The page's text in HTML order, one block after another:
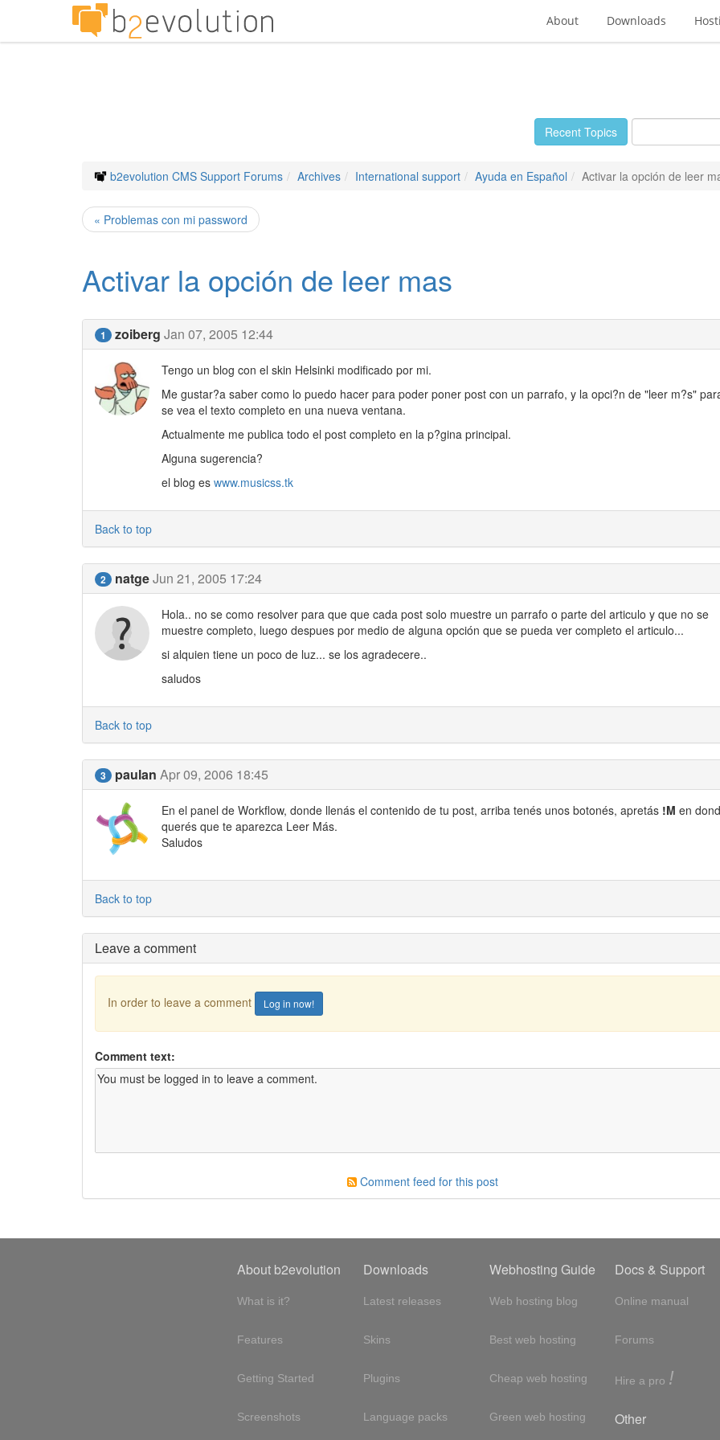
About Downloads
Recent Topics
b2evolution CMS Support Forums Archives International support Ayuda en Español Activar la opción de leer
« Problemas con mi password
Activar la opción de leer mas
1 zoiberg Jan 07, 2005 12:44
Tengo un blog con el skin Helsinki modificado por mi.
Me gustar?a saber como lo puedo hacer para poder poner post con un parrafo, y la opci?n de "leer m?s"
se vea el texto completo en una nueva ventana.
Actualmente me publica todo el post completo en la p?gina principal.
Alguna sugerencia?
el blog es www.musicss.tk
Back to top
2 natgeJun 21, 2005 17:24
Hola.. no se como resolver para que que cada post solo muestre un parrafo o parte del articulo y que no se
muestre completo, luego despues por medio de alguna opción que se pueda ver completo el articulo...
si alquien tiene un poco de luz... se los agradecere..
saludos
Back to top
3 paulan Apr 09, 2006 18:45
En el panel de Workflow, donde llenás el contenido de tu post, arriba tenés unos botonés, apretás !M en
querés que te aparezca Leer Más.
Saludos
Back to top
Leave a comment
In order to leave a comment Log in now!
Comment text:
Comment feed for this post
About b2evolution
What is it?
Features
Getting Started
Screenshots
Downloads
Latest releases
Skins
Plugins
Language packs
Webhosting Guide
Web hosting blog
Best web hosting
Cheap web hosting
Green web hosting
Docs & Support
Online manual
Forums
Hire a pro !
Other